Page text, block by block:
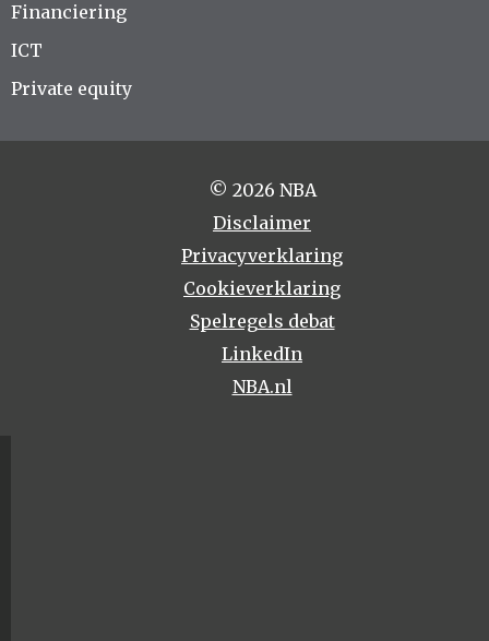
Financiering
ICT
Private equity
© 2026 NBA
Disclaimer
Privacyverklaring
Cookieverklaring
Spelregels debat
LinkedIn
NBA.nl